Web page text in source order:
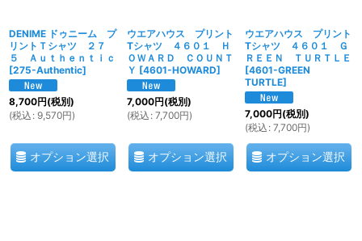
DENIME ドゥニーム プ
リントＴシャツ ２７
５ Ａｕｔｈｅｎｔｉｃ
[275-Authentic]
8,700円(税別)
(税込 : 9,570円)
オプション選択
ウエアハウス プリント
Tシャツ ４６０１ Ｈ
ＯＷＡＲＤ ＣＯＵＮＴ
Ｙ [4601-HOWARD]
7,000円(税別)
(税込 : 7,700円)
オプション選択
ウエアハウス プリント
Tシャツ ４６０１ Ｇ
ＲＥＥＮ ＴＵＲＴＬＥ
[4601-GREEN
TURTLE]
7,000円(税別)
(税込 : 7,700円)
オプション選択